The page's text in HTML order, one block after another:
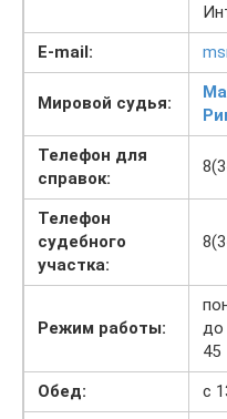
E-mail:
Мировой судья:
Телефон для
справок:
Телефон
судебного
участка:
Режим работы:
до
45
Обед:
с